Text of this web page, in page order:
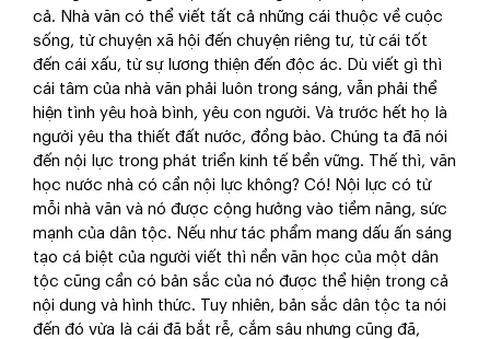
cả. Nhà văn có thể viết tất cả những cái thuộc về cuộc
sống, từ chuyện xã hội đến chuyện riêng tư, từ cái tốt
đến cái xấu, từ sự lương thiện đến độc ác. Dù viết gì thì
cái tâm của nhà văn phải luôn trong sáng, vẫn phải thể
hiện tình yêu hoà bình, yêu con người. Và trước hết họ là
người yêu tha thiết đất nước, đồng bào. Chúng ta đã nói
đến nội lực trong phát triển kinh tế bền vững. Thế thì, văn
học nước nhà có cần nội lực không? Có! Nội lực có từ
mỗi nhà văn và nó được cộng hưởng vào tiềm năng, sức
mạnh của dân tộc. Nếu như tác phẩm mang dấu ấn sáng
tạo cá biệt của người viết thì nền văn học của một dân
tộc cũng cần có bản sắc của nó được thể hiện trong cả
nội dung và hình thức. Tuy nhiên, bản sắc dân tộc ta nói
đến đó vừa là cái đã bắt rễ, cắm sâu nhưng cũng đã,